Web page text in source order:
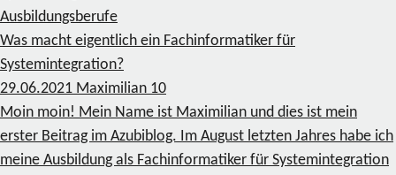
Ausbildungsberufe
Was macht eigentlich ein Fachinformatiker für
Systemintegration?
29.06.2021 Maximilian 10
Moin moin! Mein Name ist Maximilian und dies ist mein
erster Beitrag im Azubiblog. Im August letzten Jahres habe ich
meine Ausbildung als Fachinformatiker für Systemintegration